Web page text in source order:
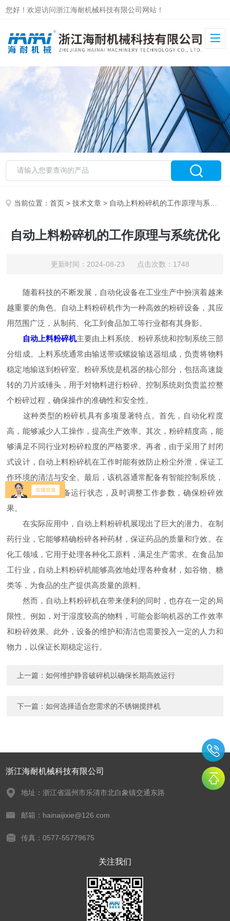
您好！欢迎访问浙江海耐机械科技有限公司网站！
当前位置：首页 >技术文章 > 自动上料粉碎机的工作原理与系统优化
自动上料粉碎机的工作原理与系统优化
更新时间：2024-08-23 点击次数：1748
随着科技的不断发展，自动化设备在工业生产中扮演着越来
越重要的角色。自动上料粉碎机作为一种高效的粉碎设备，其应
用范围广泛，从制药、化工到食品加工等行业都有其身影。
自动上料粉碎机主要由上料系统、粉碎系统和控制系统三部
分组成。上料系统通常由输送带或螺旋输送器组成，负责将物料
稳定地输送到粉碎室。粉碎系统是机器的核心部分，包括高速旋
转的刀片或锤头，用于对物料进行粉碎。控制系统则负责监控整
个粉碎过程，确保操作的准确性和安全性。
这种类型的粉碎机具有多项显著特点。首先，自动化程度
高，能够减少人工操作，提高生产效率。其次，粉碎精度高，能
够满足不同行业对粉碎粒度的严格要求。再者，由于采用了封闭
式设计，自动上料粉碎机在工作时能有效防止粉尘外泄，保证工
作环境的清洁与安全。最后，该机器通常配备有智能控制系统，
能够实时监控设备运行状态，及时调整工作参数，确保粉碎效
果。
在实际应用中，自动上料粉碎机展现出了巨大的潜力。在制
药行业，它能够精确粉碎各种药材，保证药品的质量和疗效。在
化工领域，它用于处理各种化工原料，满足生产需求。在食品加
工行业，自动上料粉碎机能够高效地处理各种食材，如谷物、糖
类等，为食品的生产提供高质量的原料。
然而，自动上料粉碎机在带来便利的同时，也存在一定的局
限性。例如，对于湿度较高的物料，可能会影响机器的工作效率
和粉碎效果。此外，设备的维护和清洁也需要投入一定的人力和
物力，以保证长期稳定运行。
上一篇：如何维护静音破碎机以确保长期高效运行
下一篇：如何选择适合您需求的不锈钢搅拌机
浙江海耐机械科技有限公司
地址：浙江省温州市乐清市北白象镇交通东路
邮箱：hainaijixie@126.com
传真：0577-55779675
关注我们